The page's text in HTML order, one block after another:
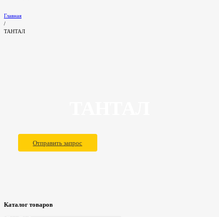
Главная
/
ТАНТАЛ
Отправить запрос
Каталог товаров